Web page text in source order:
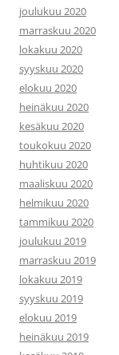
joulukuu 2020
marraskuu 2020
lokakuu 2020
syyskuu 2020
elokuu 2020
heinäkuu 2020
kesäkuu 2020
toukokuu 2020
huhtikuu 2020
maaliskuu 2020
helmikuu 2020
tammikuu 2020
joulukuu 2019
marraskuu 2019
lokakuu 2019
syyskuu 2019
elokuu 2019
heinäkuu 2019